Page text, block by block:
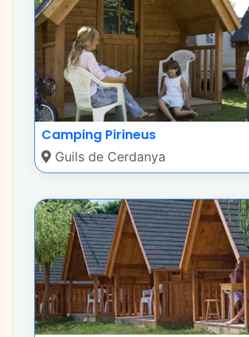
Camping Pirineus
Guils de Cerdanya